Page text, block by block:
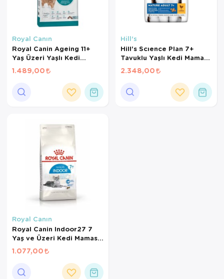
Royal Canın
Royal Canin Ageing 11+
Yaş Üzeri Yaşlı Kedi
Maması 2 Kg
1.489,00
Hill's
Hill's Scıence Plan 7+
Tavuklu Yaşlı Kedi Maması
3 Kg
2.348,00
Royal Canın
Royal Canin Indoor27 7
Yaş ve Üzeri Kedi Maması
1,5 Kg
1.077,00